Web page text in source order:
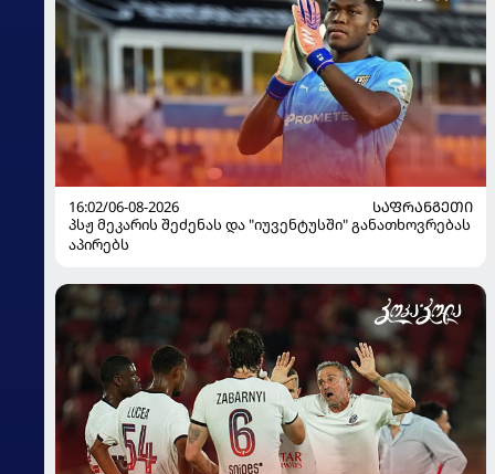
16:02/06-08-2026
ᲡᲐᲤᲠᲐᲜᲒᲔᲗᲘ
პსჟ მეკარის შეძენას და "იუვენტუსში" განათხოვრებას
აპირებს